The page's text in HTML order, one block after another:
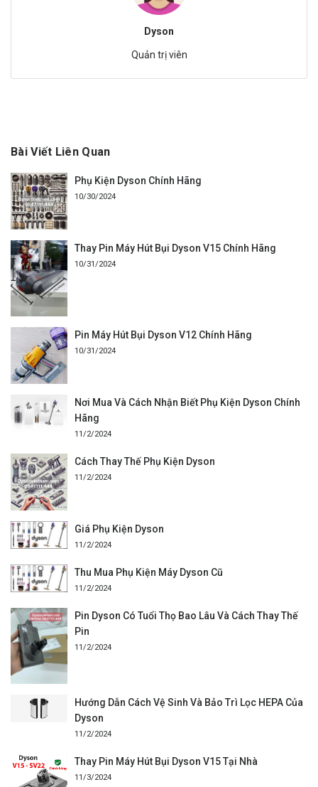
Dyson
Quản trị viên
Bài Viết Liên Quan
Phụ Kiện Dyson Chính Hãng
10/30/2024
Thay Pin Máy Hút Bụi Dyson V15 Chính Hãng
10/31/2024
Pin Máy Hút Bụi Dyson V12 Chính Hãng
10/31/2024
Nơi Mua Và Cách Nhận Biết Phụ Kiện Dyson Chính
Hãng
11/2/2024
Cách Thay Thế Phụ Kiện Dyson
11/2/2024
Giá Phụ Kiện Dyson
11/2/2024
Thu Mua Phụ Kiện Máy Dyson Cũ
11/2/2024
Pin Dyson Có Tuổi Thọ Bao Lâu Và Cách Thay Thế
Pin
11/2/2024
Hướng Dẫn Cách Vệ Sinh Và Bảo Trì Lọc HEPA Của
Dyson
11/2/2024
Thay Pin Máy Hút Bụi Dyson V15 Tại Nhà
11/3/2024